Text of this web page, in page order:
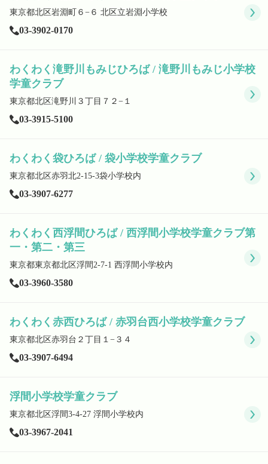
東京都北区岩淵町６−６ 北区立岩淵小学校
03-3902-0170
わくわく滝野川もみじひろば / 滝野川もみじ小学校
学童クラブ
東京都北区滝野川３丁目７２−１
03-3915-5100
わくわく袋ひろば / 袋小学校学童クラブ
東京都北区赤羽北2-15-3袋小学校内
03-3907-6277
わくわく西浮間ひろば / 西浮間小学校学童クラブ第
一・第二・第三
東京都東京都北区浮間2-7-1 西浮間小学校内
03-3960-3580
わくわく赤西ひろば / 赤羽台西小学校学童クラブ
東京都北区赤羽台２丁目１−３４
03-3907-6494
浮間小学校学童クラブ
東京都北区浮間3-4-27 浮間小学校内
03-3967-2041